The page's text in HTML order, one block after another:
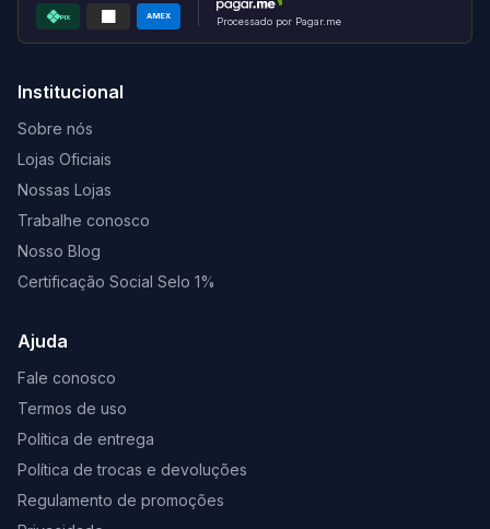
PIX AMEX Processado por Pagar.me
Institucional
Sobre nós
Lojas Oficiais
Nossas Lojas
Trabalhe conosco
Nosso Blog
Certificação Social Selo 1%
Ajuda
Fale conosco
Termos de uso
Política de entrega
Política de trocas e devoluções
Regulamento de promoções